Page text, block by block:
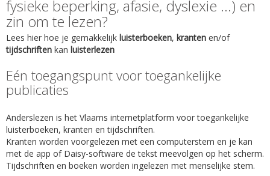
fysieke beperking, afasie, dyslexie ...) en
zin om te lezen?
Lees hier hoe je gemakkelijk luisterboeken, kranten en/of
tijdschriften kan luisterlezen
Eén toegangspunt voor toegankelijke
publicaties
Anderslezen is het Vlaams internetplatform voor toegankelijke
luisterboeken, kranten en tijdschriften.
Kranten worden voorgelezen met een computerstem en je kan
met de app of Daisy-software de tekst meevolgen op het scherm.
Tijdschriften en boeken worden ingelezen met menselijke stem.